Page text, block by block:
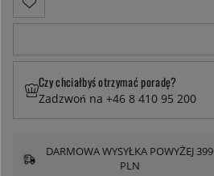
Czy chciałbyś otrzymać poradę?
Zadzwoń na +46 8 410 95 200
DARMOWA WYSYŁKA POWYŻEJ 399
PLN